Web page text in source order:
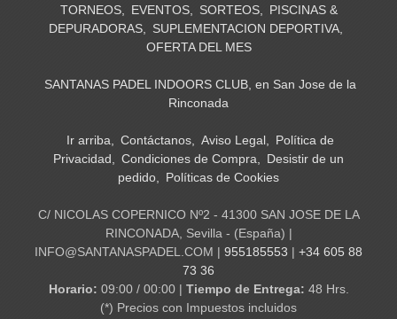
TORNEOS
EVENTOS SORTEOS
PISCINAS &
DEPURADORAS
SUPLEMENTACION DEPORTIVA
OFERTA DEL MES
SANTANAS PADEL INDOORS CLUB, en San Jose de la
Rinconada
Ir arriba Contáctanos Aviso Legal
Política de
Privacidad
Condiciones de Compra
Desistir de un
pedido
Políticas de Cookies
C/ NICOLAS COPERNICO Nº2 - 41300 SAN JOSE DE LA
RINCONADA, Sevilla - (España) |
INFO@SANTANASPADEL.COM | 955185553 | +34 605 88
73 36
Horario: 09:00 / 00:00 | Tiempo de Entrega: 48 Hrs.
(*) Precios con Impuestos incluidos